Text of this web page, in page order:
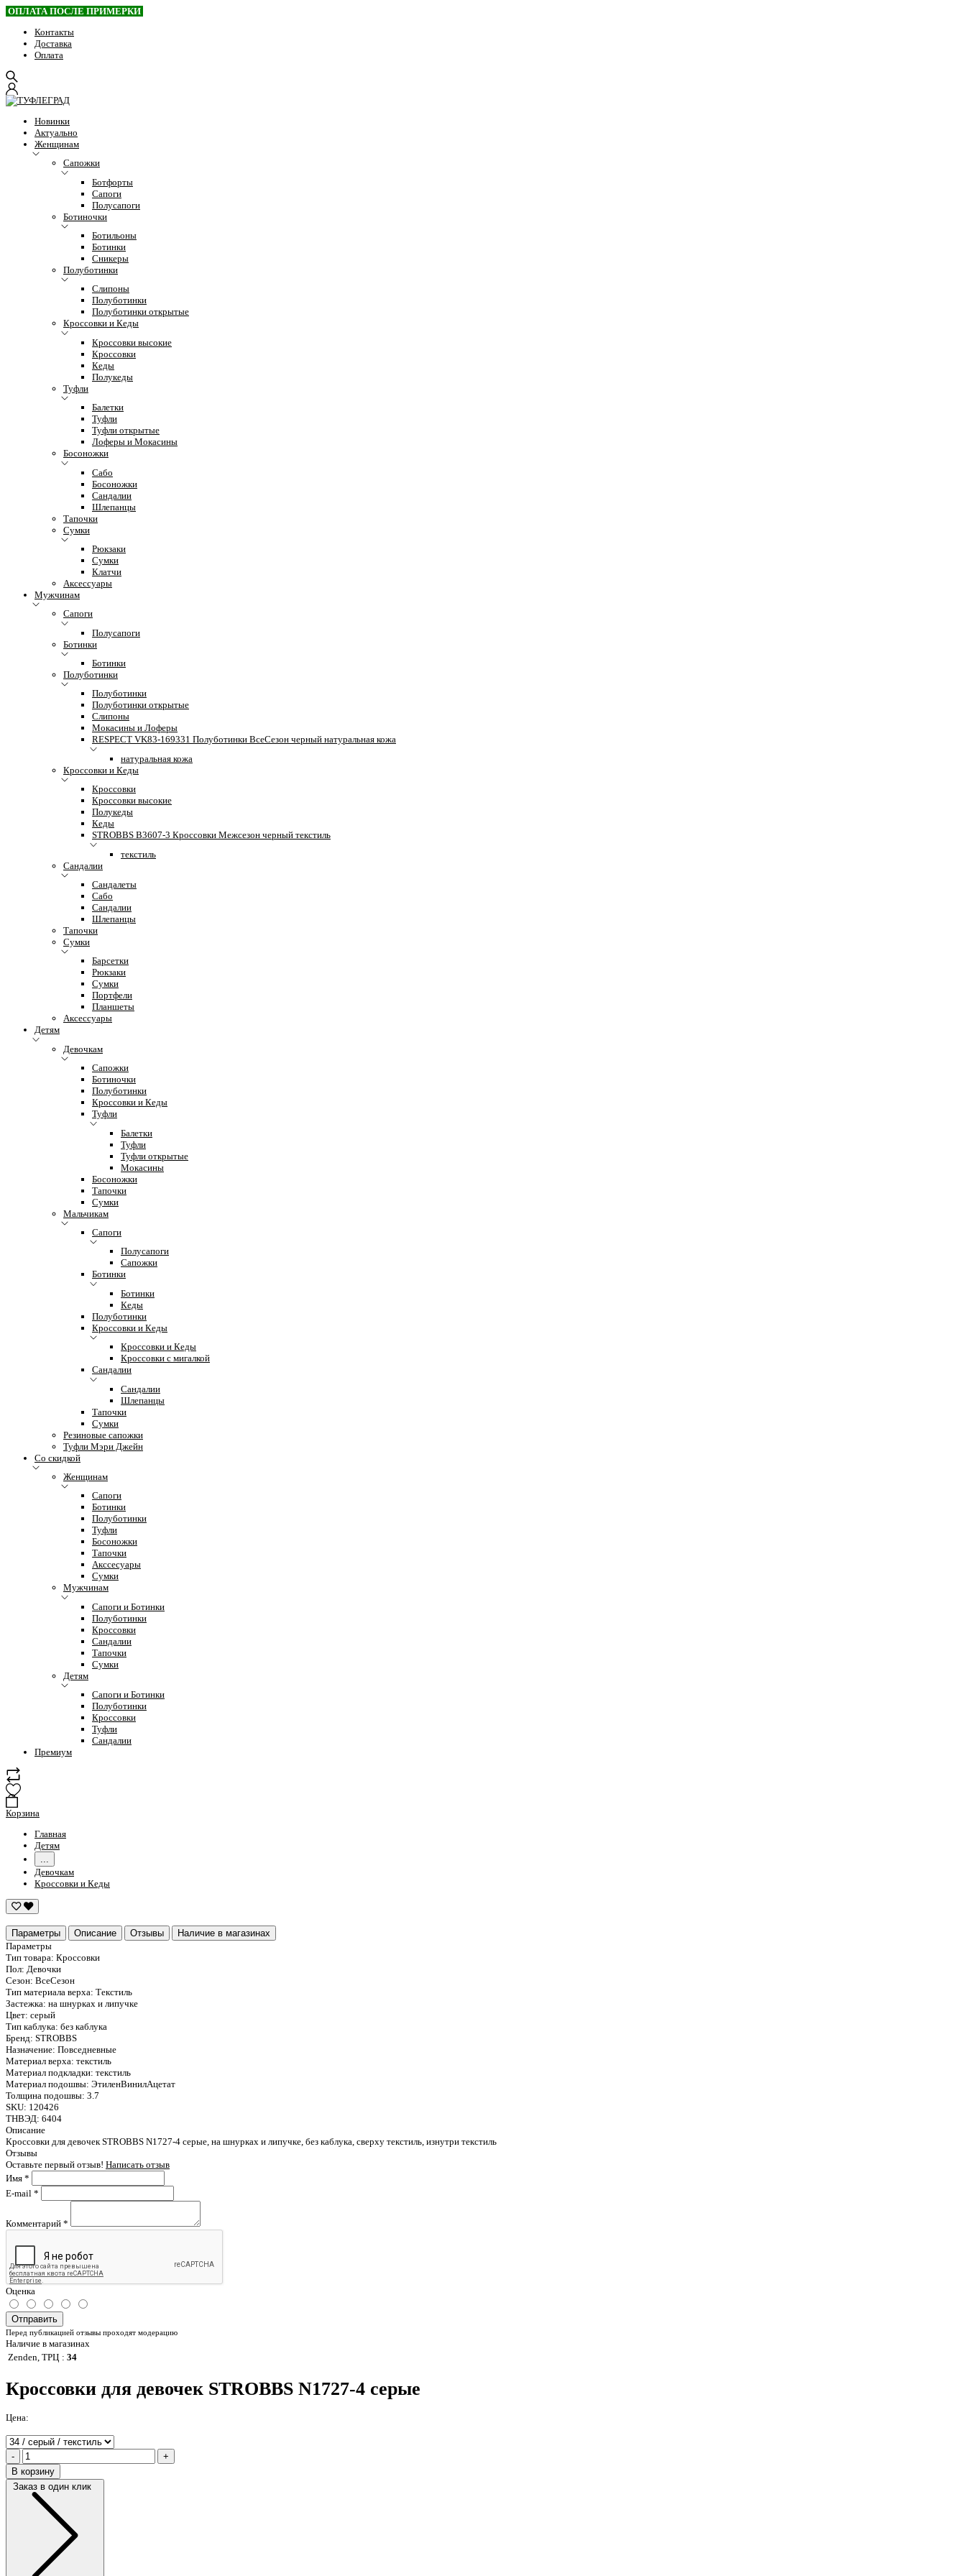
ОПЛАТА ПОСЛЕ ПРИМЕРКИ
Контакты
Доставка
Оплата
Новинки
Актуально
Женщинам
Сапожки
Ботфорты
Сапоги
Полусапоги
Ботиночки
Ботильоны
Ботинки
Сникеры
Полуботинки
Слипоны
Полуботинки
Полуботинки открытые
Кроссовки и Кеды
Кроссовки высокие
Кроссовки
Кеды
Полукеды
Туфли
Балетки
Туфли
Туфли открытые
Лоферы и Мокасины
Босоножки
Сабо
Босоножки
Сандалии
Шлепанцы
Тапочки
Сумки
Рюкзаки
Сумки
Клатчи
Аксессуары
Мужчинам
Сапоги
Полусапоги
Ботинки
Ботинки
Полуботинки
Полуботинки
Полуботинки открытые
Слипоны
Мокасины и Лоферы
RESPECT VK83-169331 Полуботинки ВсеСезон черный натуральная кожа
натуральная кожа
Кроссовки и Кеды
Кроссовки
Кроссовки высокие
Полукеды
Кеды
STROBBS B3607-3 Кроссовки Межсезон черный текстиль
текстиль
Сандалии
Сандалеты
Сабо
Сандалии
Шлепанцы
Тапочки
Сумки
Барсетки
Рюкзаки
Сумки
Портфели
Планшеты
Аксессуары
Детям
Девочкам
Сапожки
Ботиночки
Полуботинки
Кроссовки и Кеды
Туфли
Балетки
Туфли
Туфли открытые
Мокасины
Босоножки
Тапочки
Сумки
Мальчикам
Сапоги
Полусапоги
Сапожки
Ботинки
Ботинки
Кеды
Полуботинки
Кроссовки и Кеды
Кроссовки и Кеды
Кроссовки с мигалкой
Сандалии
Сандалии
Шлепанцы
Тапочки
Сумки
Резиновые сапожки
Туфли Мэри Джейн
Со скидкой
Женщинам
Сапоги
Ботинки
Полуботинки
Туфли
Босоножки
Тапочки
Акссесуары
Сумки
Мужчинам
Сапоги и Ботинки
Полуботинки
Кроссовки
Сандалии
Тапочки
Сумки
Детям
Сапоги и Ботинки
Полуботинки
Кроссовки
Туфли
Сандалии
Премиум
Корзина
Главная
Детям
...
Девочкам
Кроссовки и Кеды
Параметры Описание Отзывы
Наличие в магазинах
Параметры
Тип товара: Кроссовки
Пол: Девочки
Сезон: ВсеСезон
Тип материала верха: Текстиль
Застежка: на шнурках и липучке
Цвет: серый
Тип каблука: без каблука
Бренд: STROBBS
Назначение: Повседневные
Материал верха: текстиль
Материал подкладки: текстиль
Материал подошвы: ЭтиленВинилАцетат
Толщина подошвы: 3.7
SKU: 120426
ТНВЭД: 6404
Описание
Кроссовки для девочек STROBBS N1727-4 серые, на шнурках и липучке, без каблука, сверху текстиль, изнутри текстиль
Отзывы
Оставьте первый отзыв! Написать отзыв
Имя *
E-mail *
Комментарий *
Оценка
Отправить
Перед публикацией отзывы проходят модерацию
Наличие в магазинах
Zenden, ТРЦ : 34
Кроссовки для девочек STROBBS N1727-4 серые
Цена:
-
+
В корзину
Заказ в один клик